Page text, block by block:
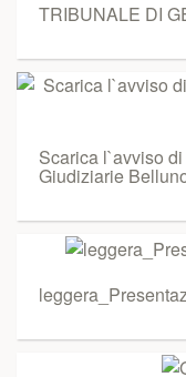
TRIBUNALE DI
Scarica l`avviso
Giudiziarie